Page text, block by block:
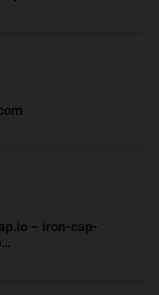
– iron-cap-